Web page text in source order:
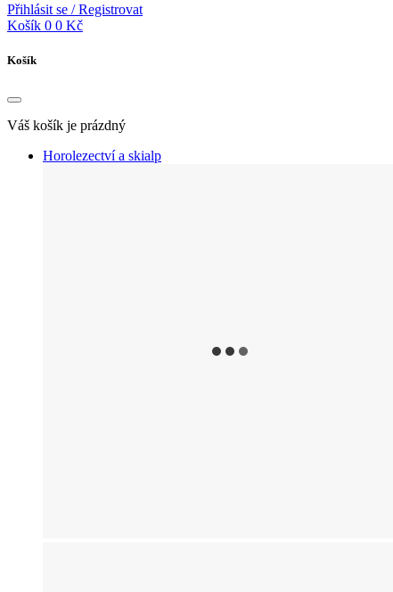
Přihlásit se / Registrovat
Košík 0 0 Kč
Košík
Váš košík je prázdný
Horolezectví a skialp